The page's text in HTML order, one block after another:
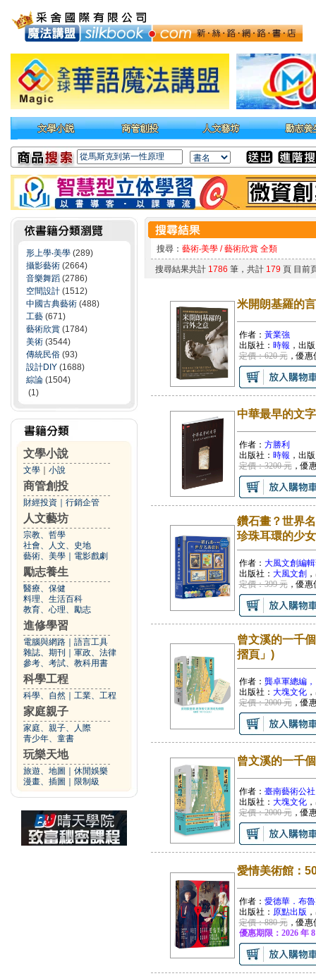
形上學‧美學 (289)
攝影藝術 (2664)
音樂舞蹈 (2786)
空間設計 (1512)
中國古典藝術 (488)
工藝 (671)
藝術欣賞 (1784)
美術 (3544)
傳統民俗 (93)
設計DIY (1688)
綜論 (1504)
(1)
文學小說
文學 小說
商管創投
財經投資 行銷企管
人文藝坊
宗教、哲學
社會、人文、史地
藝術、美學
電影戲劇
勵志養生
醫療、保健
料理、生活百科
教育、心理、勵志
進修學習
電腦與網路
語言工具
雜誌、期刊
軍政、法律
參考、考試、教科用書
科學工程
科學、自然 工業、工程
家庭親子
家庭、親子、人際
青少年、童書
玩樂天地
旅遊、地圖
休閒娛樂
漫畫、插圖
限制級
搜尋： 藝術‧美學 / 藝術欣賞 全類
搜尋結果共計 1786 筆，共計 179 頁 目前
米開朗基羅的
作者： 黃業強
出版社： 時報 ，出
定價：620 元，優惠
中華最早的文
作者： 方勝利
出版社： 時報 ，出
定價：3200 元，優
鑽石畫？世界
珍珠耳環的少
作者： 大風文創編
出版社： 大風文創
定價：399 元，優惠
曾文溪的一千
摺頁」)
作者： 龔卓軍總編
出版社： 大塊文化
定價：2000 元，優
曾文溪的一千
作者： 臺南藝術公社
出版社： 大塊文化
定價：2000 元，優
愛情美術館：
作者： 愛德華．布
出版社： 原點出版
定價：880 元，優惠
優惠期限：2026 年